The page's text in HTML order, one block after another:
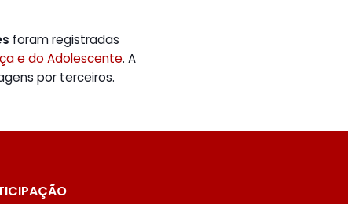
foram registradas
e do Adolescente. A
por terceiros.